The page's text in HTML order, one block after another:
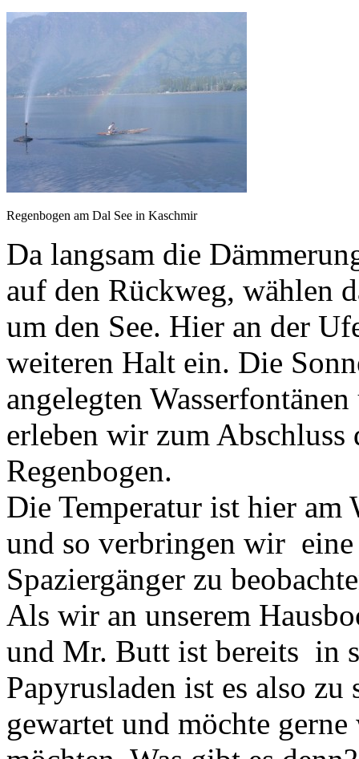
Regenbogen am Dal See in Kaschmir
Da langsam die
auf den Rückweg, wählen
um den See. Hier an der
weiteren Halt ein. Die
angelegten
erleben wir zum Abschluss
Regenbogen.
Die Temperatur ist hier am
und so verbringen wir
Spaziergänger zu
Als wir an unserem
und Mr. Butt ist bereits in
Papyrusladen ist es also
gewartet und möchte